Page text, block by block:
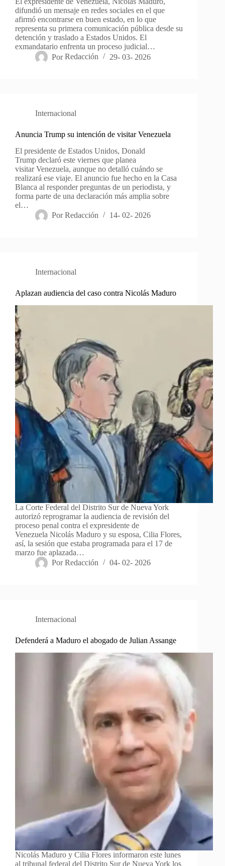
difundió un mensaje en redes sociales en el que
afirmó encontrarse en buen estado, en lo que
representa su primera comunicación pública desde su
detención y traslado a Estados Unidos. El
exmandatario enfrenta un proceso judicial…
Por Redacción 29- 03- 2026
Internacional
Anuncia Trump su intención de visitar Venezuela
El presidente de Estados Unidos, Donald
Trump declaró este viernes que planea
visitar Venezuela, aunque no detalló cuándo se
realizará ese viaje. El anuncio fue hecho en la Casa
Blanca al responder preguntas de un periodista, y
forma parte de una declaración más amplia sobre
el…
Por Redacción 14- 02- 2026
Internacional
Aplazan audiencia del caso contra Nicolás Maduro
La Corte Federal del Distrito Sur de Nueva York
autorizó reprogramar la audiencia de revisión del
proceso penal contra el expresidente de
Venezuela Nicolás Maduro y su esposa, Cilia Flores,
así, la sesión que estaba programada para el 17 de
marzo fue aplazada…
Por Redacción 04- 02- 2026
Internacional
Defenderá a Maduro el abogado de Julian Assange
Nicolás Maduro y Cilia Flores informaron este lunes
al tribunal federal del Distrito Sur de Nueva York los